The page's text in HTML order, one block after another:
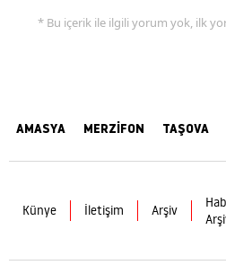
* Bu içerik ile ilgili yorum yok, ilk
AMASYA MERZİFON TAŞOVA
Künye İletişim Arşiv